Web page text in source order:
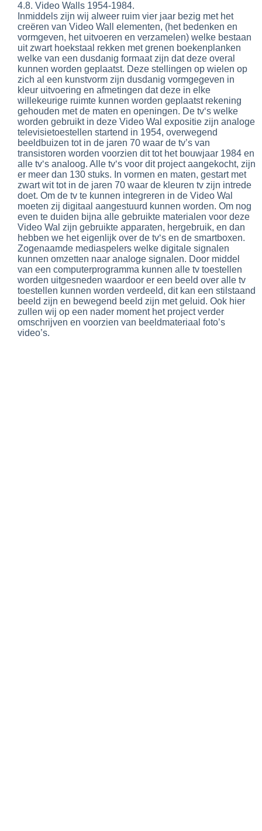
4.8. Video Walls 1954-1984.
Inmiddels zijn wij alweer ruim vier jaar bezig met het
creëren van Video Wall elementen, (het bedenken en
vormgeven, het uitvoeren en verzamelen) welke bestaan
uit zwart hoekstaal rekken met grenen boekenplanken
welke van een dusdanig formaat zijn dat deze overal
kunnen worden geplaatst. Deze stellingen op wielen op
zich al een kunstvorm zijn dusdanig vormgegeven in
kleur uitvoering en afmetingen dat deze in elke
willekeurige ruimte kunnen worden geplaatst rekening
gehouden met de maten en openingen. De tv‘s welke
worden gebruikt in deze Video Wal expositie zijn analoge
televisietoestellen startend in 1954, overwegend
beeldbuizen tot in de jaren 70 waar de tv’s van
transistoren worden voorzien dit tot het bouwjaar 1984 en
alle tv‘s analoog. Alle tv‘s voor dit project aangekocht, zijn
er meer dan 130 stuks. In vormen en maten, gestart met
zwart wit tot in de jaren 70 waar de kleuren tv zijn intrede
doet. Om de tv te kunnen integreren in de Video Wal
moeten zij digitaal aangestuurd kunnen worden. Om nog
even te duiden bijna alle gebruikte materialen voor deze
Video Wal zijn gebruikte apparaten, hergebruik, en dan
hebben we het eigenlijk over de tv‘s en de smartboxen.
Zogenaamde mediaspelers welke digitale signalen
kunnen omzetten naar analoge signalen. Door middel
van een computerprogramma kunnen alle tv toestellen
worden uitgesneden waardoor er een beeld over alle tv
toestellen kunnen worden verdeeld, dit kan een stilstaand
beeld zijn en bewegend beeld zijn met geluid. Ook hier
zullen wij op een nader moment het project verder
omschrijven en voorzien van beeldmateriaal foto’s
video’s.